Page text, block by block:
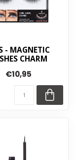
- MAGNETIC
CHARM
€10,95